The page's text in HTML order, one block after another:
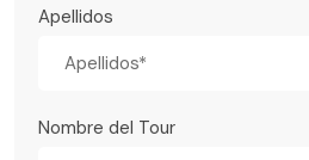
Apellidos
Nombre del Tour